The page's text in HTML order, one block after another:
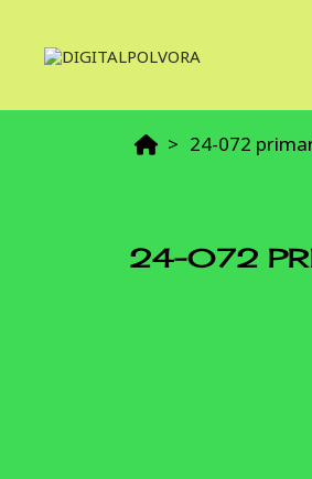
24-072